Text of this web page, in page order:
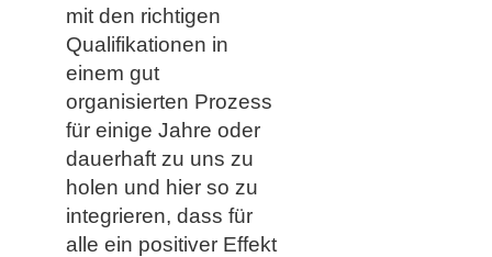
mit den richtigen
Qualifikationen in
einem gut
organisierten Prozess
für einige Jahre oder
dauerhaft zu uns zu
holen und hier so zu
integrieren, dass für
alle ein positiver Effekt